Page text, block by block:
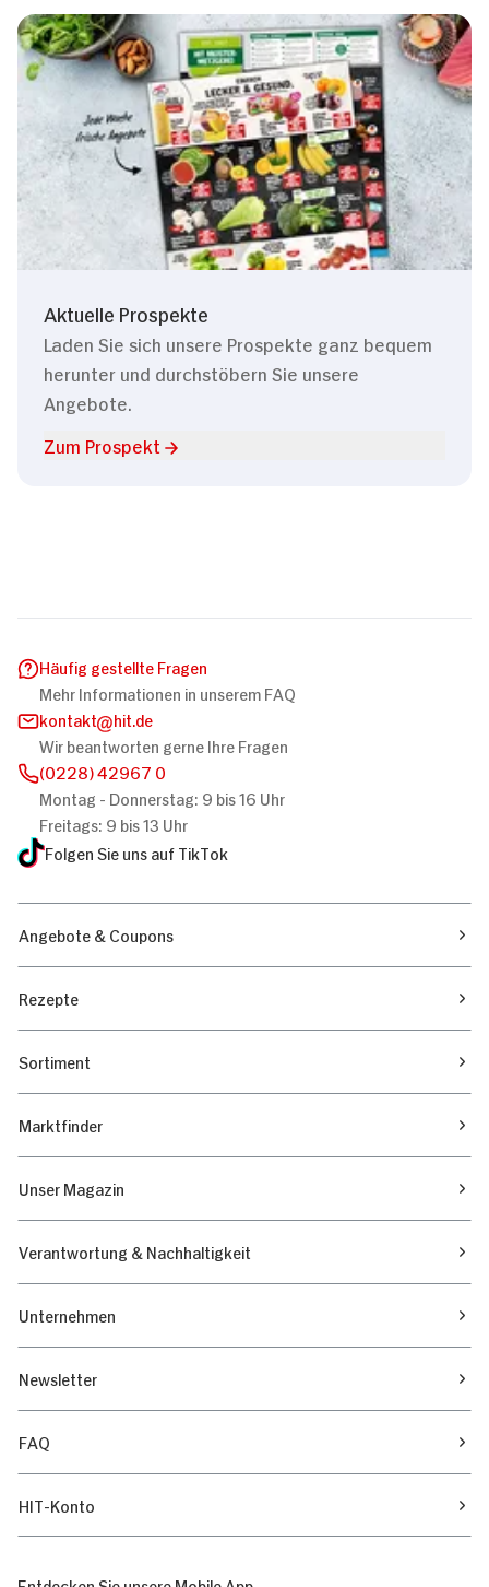
Aktuelle Prospekte
Laden Sie sich unsere Prospekte ganz bequem
herunter und durchstöbern Sie unsere
Angebote.
Zum Prospekt
Häufig gestellte Fragen
Mehr Informationen in unserem FAQ
kontakt
hit.de
Wir beantworten gerne Ihre Fragen
(0228) 42967 0
Montag - Donnerstag: 9 bis 16 Uhr
Freitags: 9 bis 13 Uhr
Folgen Sie uns auf TikTok
Angebote & Coupons
Rezepte
Sortiment
Marktfinder
Unser Magazin
Verantwortung & Nachhaltigkeit
Unternehmen
Newsletter
FAQ
HIT-Konto